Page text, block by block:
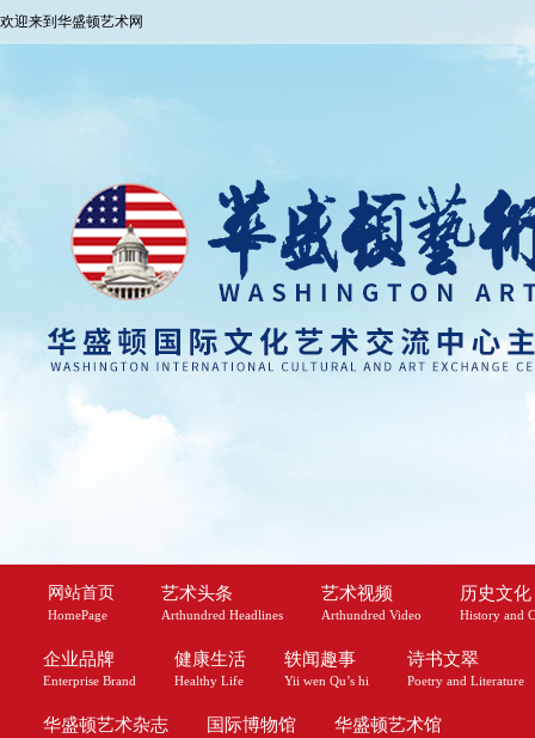
欢迎来到华盛顿艺术网
网站首页
HomePage
艺术头条
Arthundred Headlines
艺术视频
Arthundred Video
历史文化
History and
企业品牌
Enterprise Brand
健康生活
Healthy Life
轶闻趣事
Yii wen Qu’s hi
诗书文翠
Poetry and Literature
华盛顿艺术杂志 国际博物馆 华盛顿艺术馆